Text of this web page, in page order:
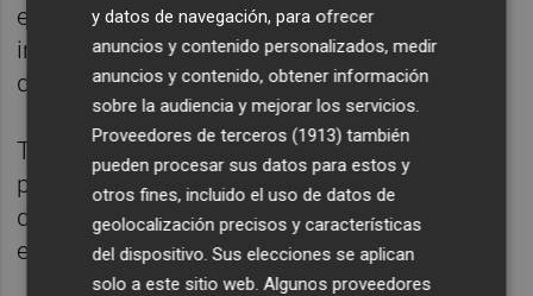
ecosistema científico es "atractivo" para los
investigadores y cuenta con "buenas tasas"
de colaboración internacional.
También destaca que el porcentaje de
publicaciones científicas españolas dentro
del 10 % más citado en el mundo se ha
estabilizado en un 9 %, cercano al de la UE.
y datos de navegación, para ofrecer
anuncios y contenido personalizados, medir
anuncios y contenido, obtener información
sobre la audiencia y mejorar los servicios.
Proveedores de terceros (1913) también
pueden procesar sus datos para estos y
otros fines, incluido el uso de datos de
geolocalización precisos y características
del dispositivo. Sus elecciones se aplican
solo a este sitio web. Algunos proveedores